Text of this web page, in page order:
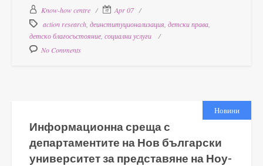
Know-how centre
Apr 07
action research деинституционализация детски права
детско благосъстояние социални услуги
No Comments
Новини
Информационна среща с
департаментите на Нов български
университет за представяне на Ноу-